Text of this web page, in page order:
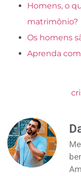
Homens, o
matrimônio?
Os homens
Aprenda com